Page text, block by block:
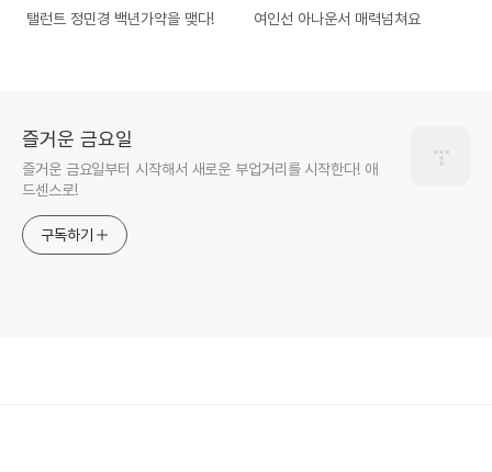
탤런트 정민경 백년가약을 맺다! 여인선 아나운서 매력넘쳐요
즐거운 금요일
즐거운 금요일부터 시작해서 새로운 부업거리를 시작한다! 애
드센스로!
구독하기